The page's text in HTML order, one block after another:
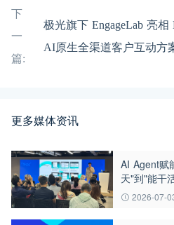
下
一
篇:
极光旗下 EngageLab 亮相
AI原生全渠道客户互动方
更多媒体资讯
AI Agent赋
天"到"能干
2026-07-